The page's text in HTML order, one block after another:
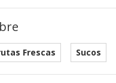
Frescas Sucos